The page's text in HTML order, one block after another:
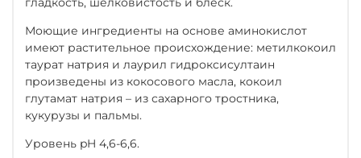
Моющие ингредиенты на основе аминокислот
имеют растительное происхождение: метилкокоил
таурат натрия и лаурил гидроксисултаин
произведены из кокосового масла, кокоил
глутамат натрия – из сахарного тростника,
кукурузы и пальмы.
Уровень pH 4,6-6,6.